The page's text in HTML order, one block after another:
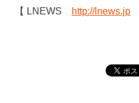
【 LNEWS http://lnews.jp